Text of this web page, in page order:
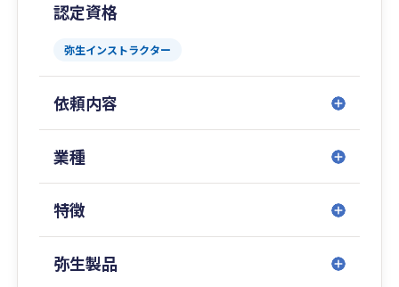
手続・助成金なども行っております。
長期にわたる事業経営に基づいた経理･税務指
導を行い、所得税、法人税、消費税、相続税や贈
与税等、総合的な視点から税金を考え、各人のラ
イフスタイルに応じて提案させて頂いておりま
す。
また、当事務所は創業以来、数多くの相続案件を
取り扱ってきました。現在も年間２０件以上の申
告実績があります。特に、二次相続を意識した遺
産分割、協議書の作成、最適な納税計画案、物納
並びに不動産譲渡を考慮した相続税申告書は、お
客様に非常に喜ばれております。
事業承継対策・相続税対策・資産運用のアドバイ
認定資格
弥生インストラクター
依頼内容
業種
特徴
弥生製品